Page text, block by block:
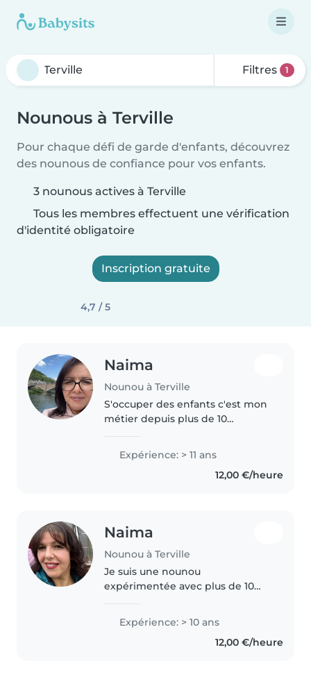
Filtres 1
Nounous à Terville
Pour chaque défi de garde d'enfants, découvrez
des nounous de confiance pour vos enfants.
3 nounous actives à Terville
Tous les membres effectuent une vérification
d'identité obligatoire
Inscription gratuite
4,7 / 5
Naima
Nounou à Terville
S'occuper des enfants c'est mon
métier depuis plus de 10
préscolaire,jusqu'en 2020,où j'ai
changé de voie,mais je ne suis
pas parti loin😁 je me suis fait
Expérience: > 11 ans
12,00 €/heure
Naima
Nounou à Terville
Je suis une nounou
expérimentée avec plus de 10
bébés aux adolescents. Je suis
responsable, empathique et
Expérience: > 10 ans
12,00 €/heure